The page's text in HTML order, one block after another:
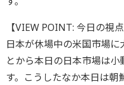
【VIEW POINT: 今日の視点
日本が休場中の米国市場
とから本日の日本市場は
す。こうしたなか本日は